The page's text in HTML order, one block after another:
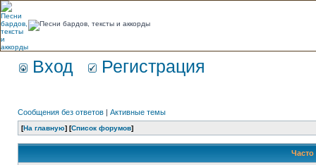
Вход Регистрация
Сообщения без ответов | Активные темы
[На главную] [Список форумов]